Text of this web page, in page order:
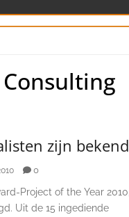
zijn bekend
0
Project of the Year 2010,
Uit de 15 ingediende